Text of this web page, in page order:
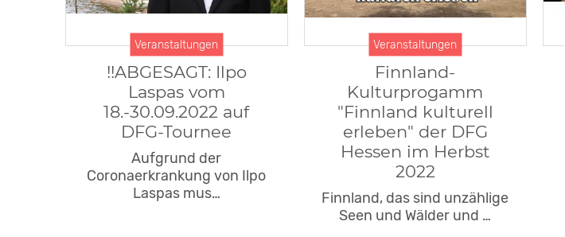
Veranstaltungen
!!ABGESAGT: Ilpo
Laspas vom
18.-30.09.2022 auf
DFG-Tournee
Aufgrund der
Coronaerkrankung von Ilpo
Laspas mus…
Veranstaltungen
Finnland-
Kulturprogamm
"Finnland kulturell
erleben" der DFG
Hessen im Herbst
2022
Finnland, das sind unzählige
Seen und Wälder und …